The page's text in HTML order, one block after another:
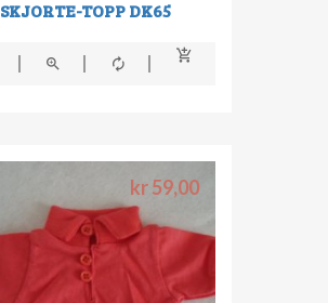
SKJORTE-TOPP DK65
kr59,00